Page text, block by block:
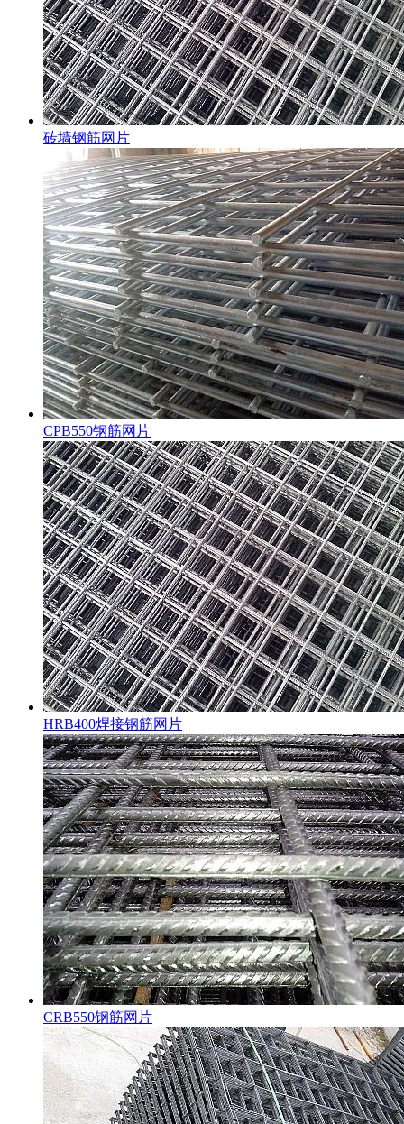
砖墙钢筋网片
CPB550钢筋网片
HRB400焊接钢筋网片
CRB550钢筋网片